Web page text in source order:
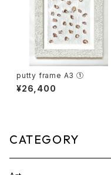
putty frame A3 ①
¥26,400
CATEGORY